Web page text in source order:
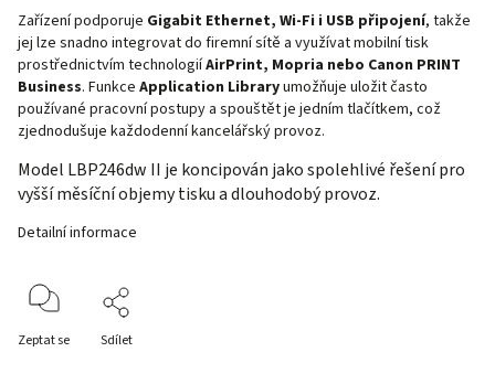
Zařízení podporuje Gigabit Ethernet, Wi-Fi i USB připojení, takže
jej lze snadno integrovat do firemní sítě a využívat mobilní tisk
prostřednictvím technologiíAirPrint, Mopria nebo Canon PRINT
Business. Funkce Application Libraryumožňuje uložit často
používané pracovní postupy a spouštět je jedním tlačítkem, což
zjednodušuje každodenní kancelářský provoz.
Model LBP246dw II je koncipován jako spolehlivé řešení pro
vyšší měsíční objemy tisku a dlouhodobý provoz.
Detailní informace
Zeptat se Sdílet